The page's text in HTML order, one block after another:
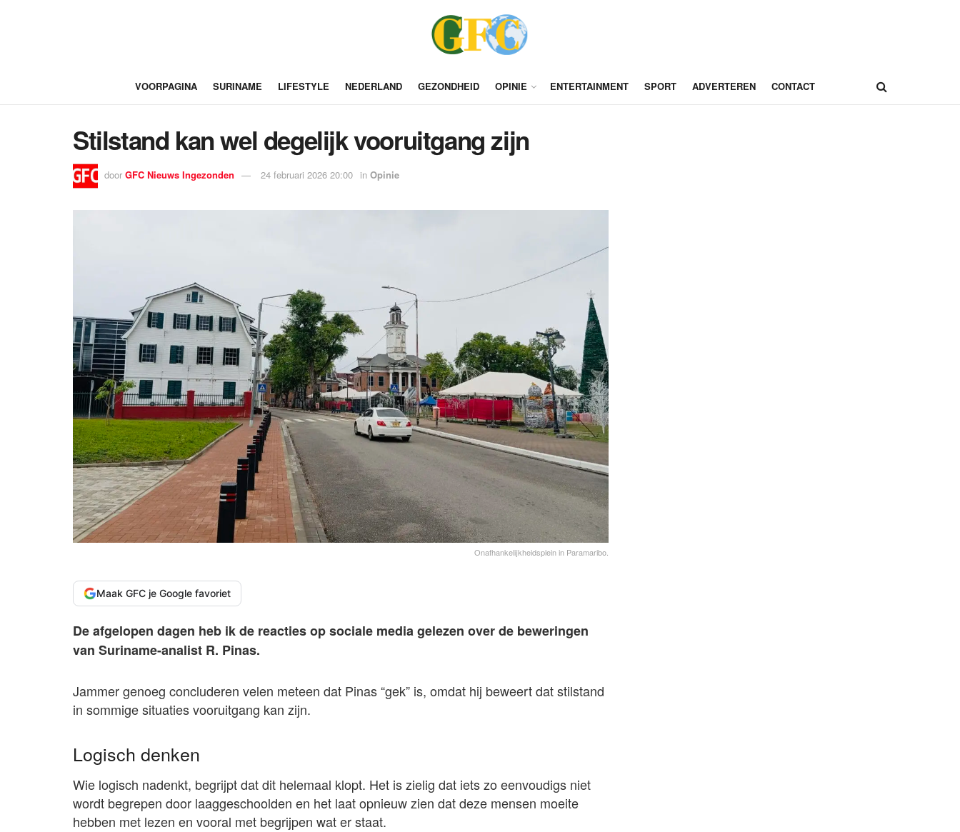
VOORPAGINA SURINAME LIFESTYLE NEDERLAND GEZONDHEID OPINIE ENTERTAINMENT SPORT ADVERTEREN CONTACT
Stilstand kan wel degelijk vooruitgang zijn
door GFC Nieuws Ingezonden 24 februari 2026 20:00 in Opinie
Onafhankelijkheidsplein in Paramaribo.
Maak GFC je Google favoriet
De afgelopen dagen heb ik de reacties op sociale media gelezen over de beweringen
van Suriname-analist R. Pinas.
Jammer genoeg concluderen velen meteen dat Pinas “gek” is, omdat hij beweert dat stilstand
in sommige situaties vooruitgang kan zijn.
Logisch denken
Wie logisch nadenkt, begrijpt dat dit helemaal klopt. Het is zielig dat iets zo eenvoudigs niet
wordt begrepen door laaggeschoolden en het laat opnieuw zien dat deze mensen moeite
hebben met lezen en vooral met begrijpen wat er staat.